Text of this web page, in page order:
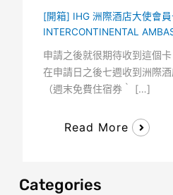
[開箱] IHG 洲際酒店大使會員
INTERCONTINENTAL
申請之後就很期待收到這個
在申請日之後七週收到洲際
（週末免費住宿券｀ […]
Read More
Categories